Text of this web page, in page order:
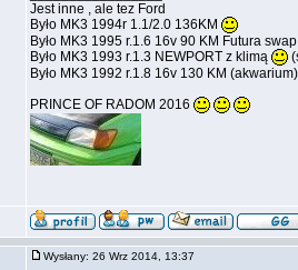
Jest inne , ale tez Ford
Było MK3 1994r 1.1/2.0 136KM
Było MK3 1995 r.1.6 16v 90 KM Futura
Było MK3 1993 r.1.3 NEWPORT z klimą
Było MK3 1992 r.1.8 16v 130 KM (akwarium)
PRINCE OF RADOM 2016
Wysłany: 26 Wrz 2014, 13:37